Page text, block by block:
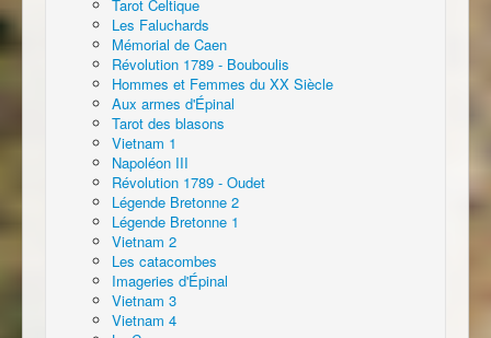
Tarot Celtique
Les Faluchards
Mémorial de Caen
Révolution 1789 - Bouboulis
Hommes et Femmes du XX Siècle
Aux armes d'Épinal
Tarot des blasons
Vietnam 1
Napoléon III
Révolution 1789 - Oudet
Légende Bretonne 2
Légende Bretonne 1
Vietnam 2
Les catacombes
Imageries d'Épinal
Vietnam 3
Vietnam 4